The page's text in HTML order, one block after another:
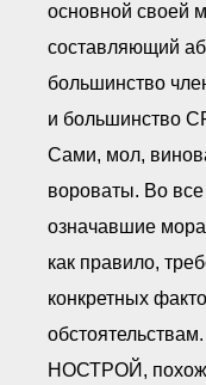
основной своей
составляющий
большинство
и большинство
Сами, мол,
вороваты. Во
означавшие
как правило,
конкретных
НОСТРОЙ,